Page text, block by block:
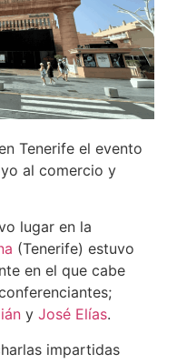
Tenerife el evento
al comercio y
lugar en la
(Tenerife) estuvo
en el que cabe
y José Elías.
impartidas